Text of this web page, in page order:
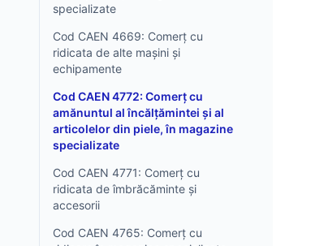
specializate
Cod CAEN 4669: Comerț cu
ridicata de alte mașini și
echipamente
Cod CAEN 4772: Comerț cu
amănuntul al încălțămintei și al
articolelor din piele, în magazine
specializate
Cod CAEN 4771: Comerț cu
ridicata de îmbrăcăminte și
accesorii
Cod CAEN 4765: Comerț cu